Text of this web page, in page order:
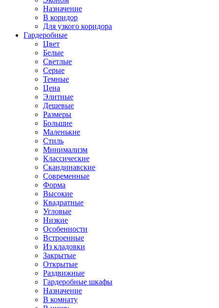
Назначение
В коридор
Для узкого коридора
Гардеробные
Цвет
Белые
Светлые
Серые
Темные
Цена
Элитные
Дешевые
Размеры
Большие
Маленькие
Стиль
Минимализм
Классические
Скандинавские
Современные
Форма
Высокие
Квадратные
Угловые
Низкие
Особенности
Встроенные
Из кладовки
Закрытые
Открытые
Раздвижные
Гардеробные шкафы
Назначение
В комнату